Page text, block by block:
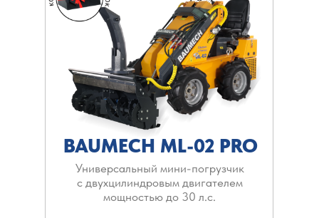
Универсальный мини-погрузчик
с двухцилиндровым двигателем
мощностью до 30 л.с.
BAUMECH ML-02 PRO